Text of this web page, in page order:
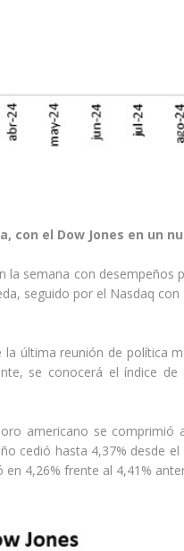
con el Dow Jones en un
la semana con
seguido por el Nasdaq
última reunión de política
se conocerá el índice
americano se
cedió hasta 4,37% desde
4,26% frente al 4,41%